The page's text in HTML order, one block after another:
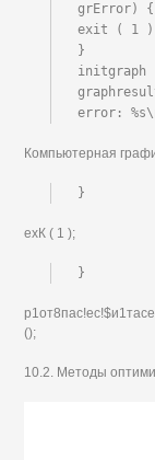
grError) {
exit ( 1
}
initgraph
error:
Компьютерная
}
ехК ( 1 );
}
();
10.2. Методы